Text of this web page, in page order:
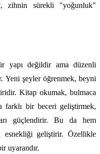
zihnin sürekli "yoğunluk"
yapı değildir ama düzenli
Yeni şeyler öğrenmek, beyni
Kitap okumak, bulmaca
bir beceri geliştirmek,
güçlendirir. Bu da hem
esnekliği geliştirir. Özellikle
uyarandır.